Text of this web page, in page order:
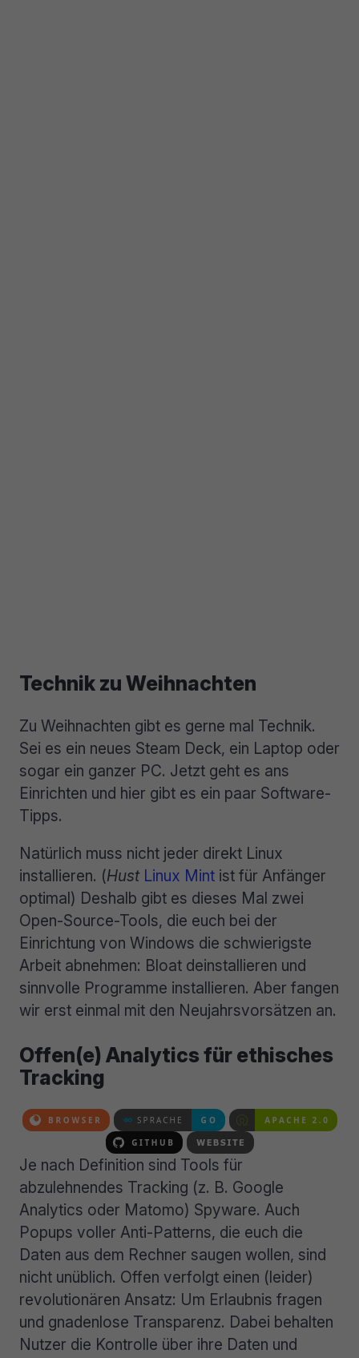
Technik zu Weihnachten
Zu Weihnachten gibt es gerne mal Technik.
Sei es ein neues Steam Deck, ein Laptop oder
sogar ein ganzer PC. Jetzt geht es ans
Einrichten und hier gibt es ein paar Software-
Tipps.
Natürlich muss nicht jeder direkt Linux
installieren. (Hust Linux Mint ist für Anfänger
optimal) Deshalb gibt es dieses Mal zwei
Open-Source-Tools, die euch bei der
Einrichtung von Windows die schwierigste
Arbeit abnehmen: Bloat deinstallieren und
sinnvolle Programme installieren. Aber fangen
wir erst einmal mit den Neujahrsvorsätzen an.
Offen(e) Analytics für ethisches
Tracking
Je nach Definition sind Tools für
abzulehnendes Tracking (z. B. Google
Analytics oder Matomo) Spyware. Auch
Popups voller Anti-Patterns, die euch die
Daten aus dem Rechner saugen wollen, sind
nicht unüblich. Offen verfolgt einen (leider)
revolutionären Ansatz: Um Erlaubnis fragen
und gnadenlose Transparenz. Dabei behalten
Nutzer die Kontrolle über ihre Daten und